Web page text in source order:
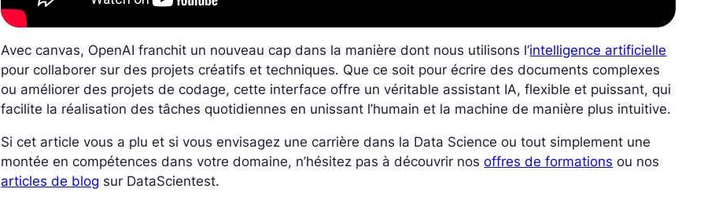
Avec canvas, OpenAI franchit un nouveau cap dans la manière dont nous utilisons l’intelligence artificielle
pour collaborer sur des projets créatifs et techniques. Que ce soit pour écrire des documents complexes
ou améliorer des projets de codage, cette interface offre un véritable assistant IA, flexible et puissant, qui
facilite la réalisation des tâches quotidiennes en unissant l’humain et la machine de manière plus intuitive.
Si cet article vous a plu et si vous envisagez une carrière dans la Data Science ou tout simplement une
montée en compétences dans votre domaine, n’hésitez pas à découvrir nosoffres de formations ou nos
articles de blog sur DataScientest.